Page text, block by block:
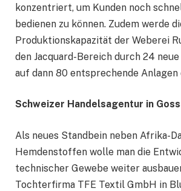
konzentriert, um Kunden noch
bedienen zu können. Zudem werde
Produktionskapazität der Weberei
den Jacquard-Bereich durch 24
auf dann 80 entsprechende
Schweizer Handelsagentur in
Als neues Standbein neben Afrika-
Hemdenstoffen wolle man die
technischer Gewebe weiter
Tochterfirma TFE Textil GmbH in